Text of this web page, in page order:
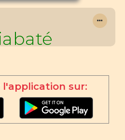
l'application sur: